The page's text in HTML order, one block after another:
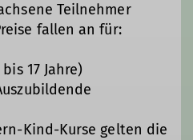
Teilnehmer
fallen an für: 
17 Jahre) 
Kind-Kurse gelten die